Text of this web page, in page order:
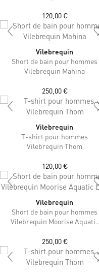
120,00 €
Vilebrequin
Short de bain pour hommes
Vilebrequin Mahina
250,00 €
Vilebrequin
T-shirt pour hommes
Vilebrequin Thom
120,00 €
Vilebrequin
Short de bain pour hommes
Vilebrequin Moorise Aquatic
250,00 €